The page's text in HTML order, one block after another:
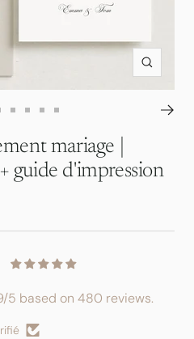
Zoom
3
slide
4
slide
5
slide
6
slide
7
mariage |
guide d'impression
5 based on 480 reviews.